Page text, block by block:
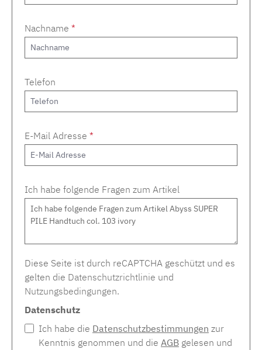
Nachname *
Telefon
E-Mail Adresse *
Ich habe folgende Fragen zum Artikel
Diese Seite ist durch reCAPTCHA geschützt und es
gelten die Datenschutzrichtlinie und
Nutzungsbedingungen.
Datenschutz
Ich habe die Datenschutzbestimmungen zur
Kenntnis genommen und die AGB gelesen und